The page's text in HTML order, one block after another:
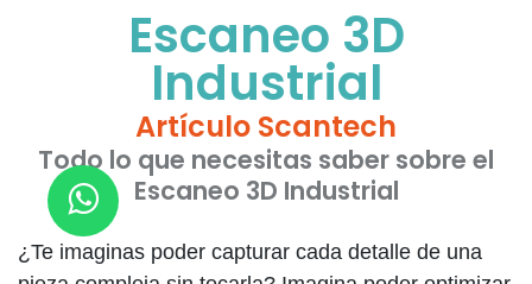
Escaneo 3D
Industrial
Artículo Scantech
Todo lo que necesitas saber sobre el
Escaneo 3D Industrial
¿Te imaginas poder capturar cada detalle de una